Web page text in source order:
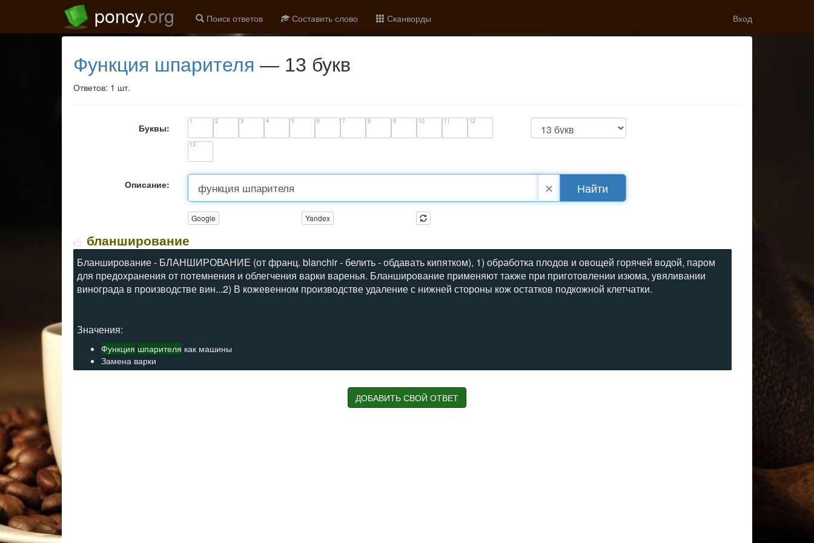
poncy.org Поиск ответов Составить слово Сканворды Вход
функция шпарителя — 13 букв
Ответов: 1 шт.
бланширование
Бланширование - БЛАНШИРОВАНИЕ (от франц. blanchir - белить - обдавать кипятком), 1) обработка плодов и овощей горячей водой, паром
для предохранения от потемнения и облегчения варки варенья. Бланширование применяют также при приготовлении изюма, увяливании
винограда в производстве вин...2) В кожевенном производстве удаление с нижней стороны кож остатков подкожной клетчатки.
Значения:
Функция шпарителя как машины
Замена варки
Кратковременная термообработка пищи
Кратковременная обработка горячей водой или паром пищевых продуктов
Буквы:
1 2 3 4 5 6 7 8 9 10 11 12
13
Описание: ✕ Найти
Google Yandex
ДОБАВИТЬ СВОЙ ОТВЕТ